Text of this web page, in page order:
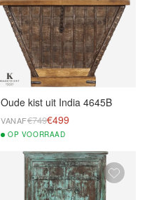
Oude kist uit India 4645B
VANAF€749€499
OP VOORRAAD